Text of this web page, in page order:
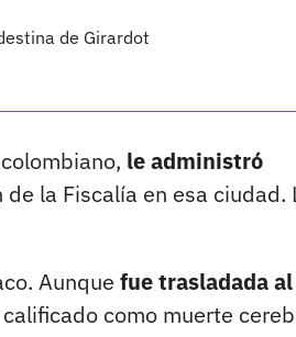
de Girardot
le administró
la Fiscalía en esa ciudad.
Aunque fue trasladada al
como muerte